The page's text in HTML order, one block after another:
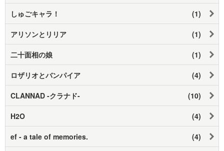
しゅごキャラ！ (1)
アリソンとリリア (1)
二十面相の娘 (1)
ロザリオとバンパイア (4)
CLANNAD -クラナド- (10)
H2O (4)
ef - a tale of memories. (4)